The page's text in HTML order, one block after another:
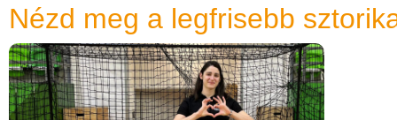
Nézd meg a legfrisebb